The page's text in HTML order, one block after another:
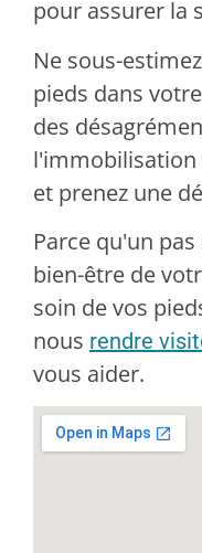
pour assurer la
Ne sous-
pieds dans
des
l'immobilisation
et prenez une
Parce qu'un
bien-être de
soin de vos
nous rendre
vous aider.